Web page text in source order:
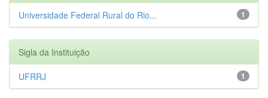
1
Universidade Federal Rural do Rio...
Sigla da Instituição
1
UFRRJ